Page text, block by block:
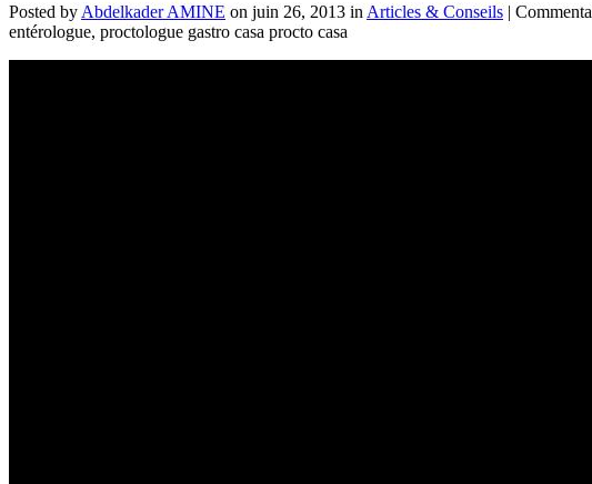
Posted by Abdelkader AMINE on juin 26, 2013 in Articles & Conseils |
entérologue, proctologue gastro casa procto casa